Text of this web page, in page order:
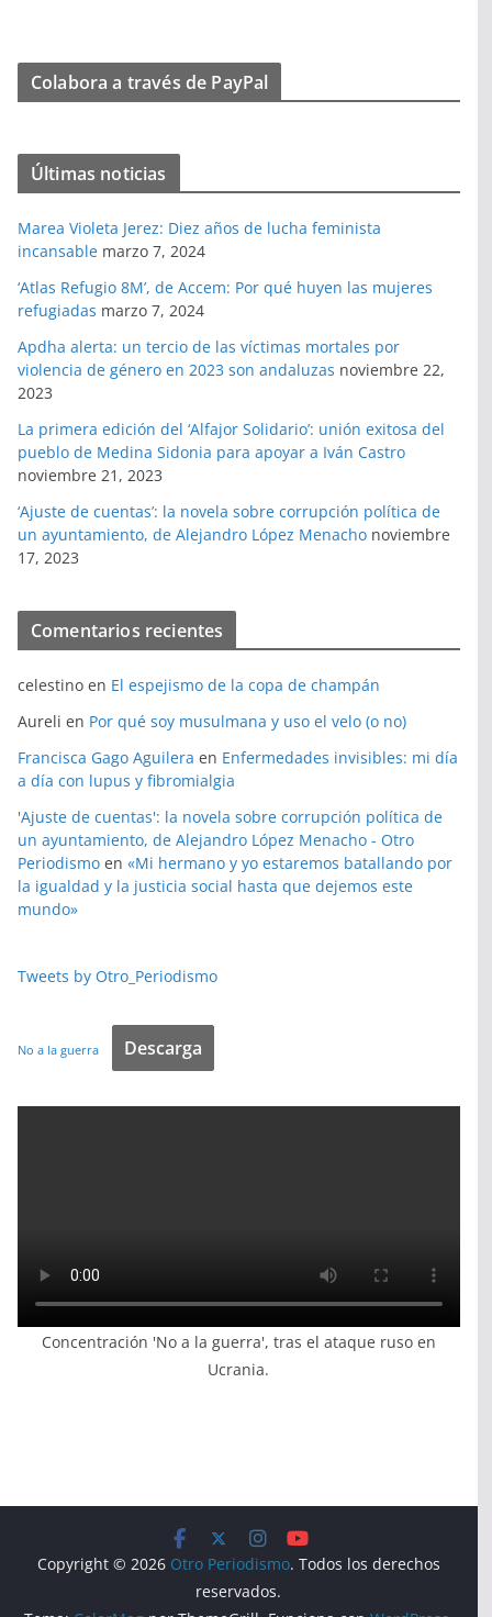
Colabora a través de PayPal
Últimas noticias
Marea Violeta Jerez: Diez años de lucha feminista
incansable marzo 7, 2024
‘Atlas Refugio 8M’, de Accem: Por qué huyen las mujeres
refugiadas marzo 7, 2024
Apdha alerta: un tercio de las víctimas mortales por
violencia de género en 2023 son andaluzas noviembre 22,
2023
La primera edición del ‘Alfajor Solidario’: unión exitosa del
pueblo de Medina Sidonia para apoyar a Iván Castro
noviembre 21, 2023
‘Ajuste de cuentas’: la novela sobre corrupción política de
un ayuntamiento, de Alejandro López Menacho noviembre
17, 2023
Comentarios recientes
celestino en El espejismo de la copa de champán
Aureli en Por qué soy musulmana y uso el velo (o no)
Francisca Gago Aguilera en Enfermedades invisibles: mi día
a día con lupus y fibromialgia
'Ajuste de cuentas': la novela sobre corrupción política de
un ayuntamiento, de Alejandro López Menacho - Otro
Periodismo en «Mi hermano y yo estaremos batallando por
la igualdad y la justicia social hasta que dejemos este
mundo»
Tweets by Otro_Periodismo
No a la guerra Descarga
Concentración 'No a la guerra', tras el ataque ruso en
Ucrania.
Copyright © 2026 Otro Periodismo. Todos los derechos
reservados.